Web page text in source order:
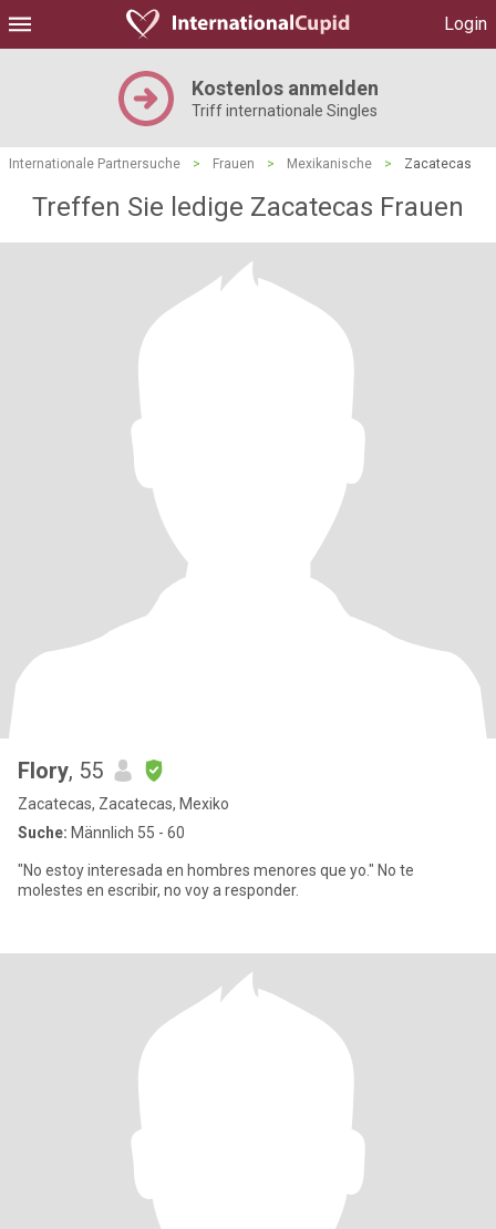
Login
Kostenlos anmelden
Triff internationale Singles
Internationale Partnersuche > Frauen > Mexikanische > Zacatecas
Treffen Sie ledige Zacatecas Frauen
Flory, 55
Zacatecas, Zacatecas, Mexiko
Suche: Männlich 55 - 60
"No estoy interesada en hombres menores que yo." No te
molestes en escribir, no voy a responder.